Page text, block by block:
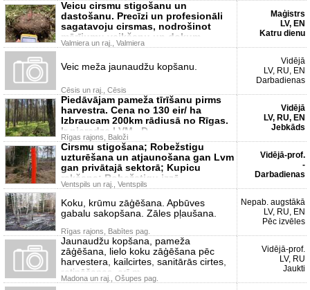
Veicu cirsmu stigošanu un
dastošanu. Precīzi un profesionāli
sagatavoju cirsmas, nodrošinot
mērījumu veikšanu un dokum
Valmiera un raj., Valmiera
Maģistrs
LV, EN
Katru dienu
Veic meža jaunaudžu kopšanu.
Cēsis un raj., Cēsis
Vidējā
LV, RU, EN
Darbadienas
Piedāvājam pameža tīrīšanu pirms
harvestra. Cena no 130 eir/ ha
Izbraucam 200km rādiusā no Rīgas.
Ir pieredze LVM . D
Rīgas rajons, Baloži
Vidējā
LV, RU, EN
Jebkāds
Cirsmu stigošana; Robežstigu
uzturēšana un atjaunošana gan Lvm
gan privātajā sektorā; Kupicu
rakšana; Robežstigu izzā
Ventspils un raj., Ventspils
Vidējā-prof.
-
Darbadienas
Koku, krūmu zāģēšana. Apbūves
gabalu sakopšana. Zāles pļaušana.
Rīgas rajons, Babītes pag.
Nepab. augstākā
LV, RU, EN
Pēc izvēles
Jaunaudžu kopšana, pameža
zāģēšana, lielo koku zāģēšana pēc
harvestera, kailcirtes, sanitārās cirtes,
retināšanas, arī m
Madona un raj., Ošupes pag.
Vidējā-prof.
LV, RU
Jaukti